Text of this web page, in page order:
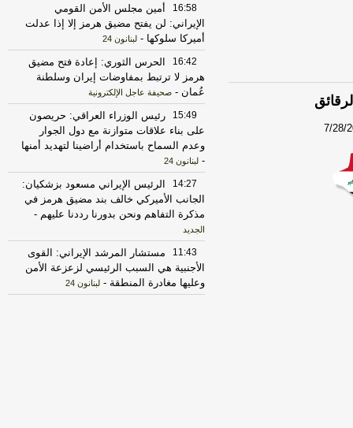
7/28/
16:58
أمين مجلس الأمن القومي
الإيراني: لن يفتح مضيق هرمز إلا إذا عدلت
أميركا سلوكها - لبنانون 24
16:42
الحرس الثوري: إعادة فتح مضيق
هرمز لا ترتبط بمفاوضات إيران وسلطنة
عُمان - صحيفة عاجل الإلكترونية
15:49
رئيس الوزراء العراقي: حريصون
على بناء علاقات متوازنة مع دول الجوار
وعدم السماح باستخدام أراضينا لتهديد أمنها
- لبنانون 24
14:27
الرئيس الإيراني مسعود بزشكيان:
الجانب الأميركي خالف بند مضيق هرمز في
مذكرة التفاهم ونحن بدورنا رددنا عليهم -
الجديد
11:43
مستشار المرشد الإيراني: القوى
الأجنبية هي السبب الرئيسي لزعزعة الأمن
وعليها مغادرة المنطقة - لبنانون 24